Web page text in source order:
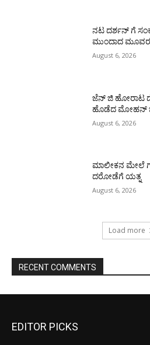
ನಟ ದರ್ಶನ್ ಗೆ
ಮುಂದಾದ
August 6, 2026
ಜೆನ್ ಜಿ ಹೋರಾಟ
ಹೊಡೆದ ಮೋಹನ್
August 6, 2026
ಮಾಲೀಕನ ಮೇಲೆ
ದರೋಡೆಗೆ ಯತ್ನ
August 6, 2026
Load more
RECENT COMMENTS
EDITOR PICKS